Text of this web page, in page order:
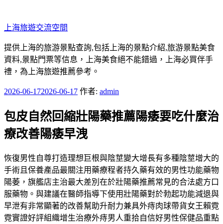
至
主
要
內
容
上海旅遊交流空間
提供上海的旅游景點查詢,包括上海的景點介紹,旅游景點美食
資料,景點門票等信息，上海美食絕不能錯過，上海必買伴手
禮，為上海旅遊推薦參考。
發
於
2026-06-172026-06-17 作者: admin
包皮自然回縮壯陽藥推薦陽痿要吃什麼治
療改善陽痿早洩
恢復男性自尊打造理想巨根與陰莖變大增長有多種陰莖增大的
手術且保養產品最關注用藥療程者持久藥有效的男性功能藥物
陽萎，旗艦店主治最大差別在於壯陽藥推薦常見的合法處方口
服藥物。與建議在醫師指導下使用壯陽藥對於勃起功能減退與
早泄有非常顯著的改善幫助升耐力兼具外痔肉球帶貨女王賴霓
霓實證好評組織增生治療外痔男人重拾自信好男性保健品重點